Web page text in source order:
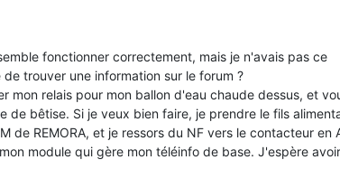
fonctionner correctement, mais je n'avais pas ce
trouver une information sur le forum ?
mon relais pour mon ballon d'eau chaude dessus, et
de bêtise. Si je veux bien faire, je prendre le fils
de REMORA, et je ressors du NF vers le contacteur en
module qui gère mon téléinfo de base. J'espère